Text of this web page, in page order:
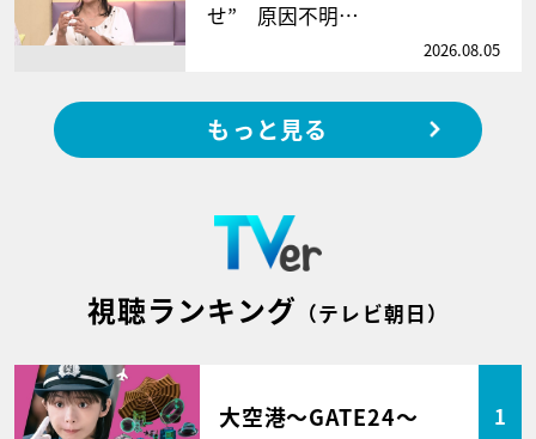
せ” 原因不明…
2026.08.05
もっと見る
視聴ランキング （テレビ朝日）
大空港～GATE24～ 1